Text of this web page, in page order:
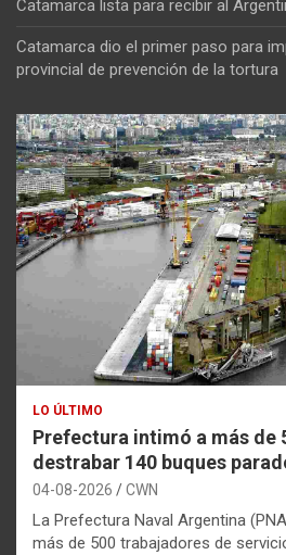
Catamarca lista para recibir al
Catamarca dio el primer paso para
provincial de prevención de la tortura
LO ÚLTIMO
Prefectura intimó a más de
destrabar 140 buques
04-08-2026 CWN
La Prefectura Naval Argentina
más de 500 trabajadores de